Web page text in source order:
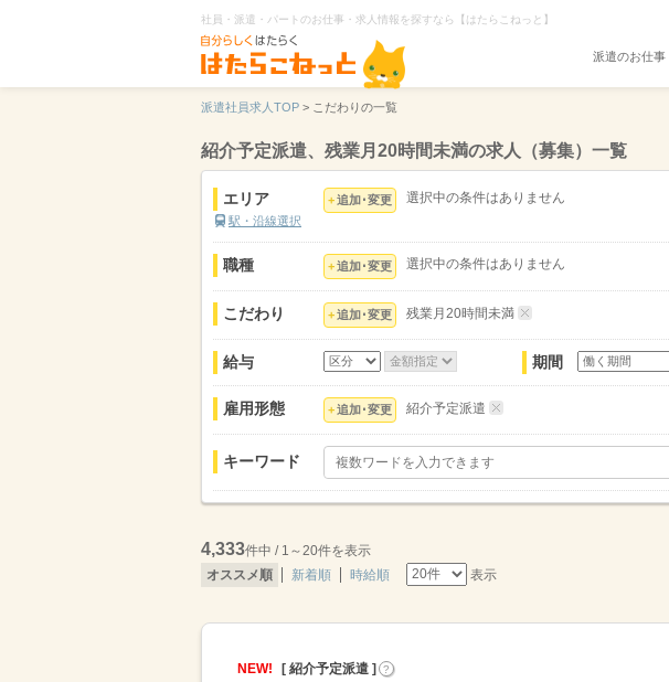
社員・派遣・パートのお仕事・求人情報を探すなら【はたらこねっと】
派遣のお仕
派遣社員求人TOP > こだわりの一覧
紹介予定派遣、残業月20時間未満の求人（募集）一覧
エリア
駅・沿線選択
追加･変更 選択中の条件はありません
職種 追加･変更 選択中の条件はありません
こだわり 追加･変更 残業月20時間未満
給与 期間
雇用形態 追加･変更 紹介予定派遣
キーワード
4,333件中 / 1～20件を表示
オススメ順
新着順 時給順 表示
NEW! [ 紹介予定派遣 ] ?